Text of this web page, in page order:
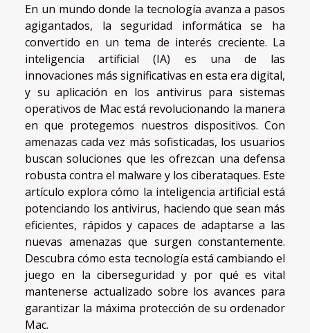
En un mundo donde la tecnología avanza a pasos
agigantados, la seguridad informática se ha
convertido en un tema de interés creciente. La
inteligencia artificial (IA) es una de las
innovaciones más significativas en esta era digital,
y su aplicación en los antivirus para sistemas
operativos de Mac está revolucionando la manera
en que protegemos nuestros dispositivos. Con
amenazas cada vez más sofisticadas, los usuarios
buscan soluciones que les ofrezcan una defensa
robusta contra el malware y los ciberataques. Este
artículo explora cómo la inteligencia artificial está
potenciando los antivirus, haciendo que sean más
eficientes, rápidos y capaces de adaptarse a las
nuevas amenazas que surgen constantemente.
Descubra cómo esta tecnología está cambiando el
juego en la ciberseguridad y por qué es vital
mantenerse actualizado sobre los avances para
garantizar la máxima protección de su ordenador
Mac.